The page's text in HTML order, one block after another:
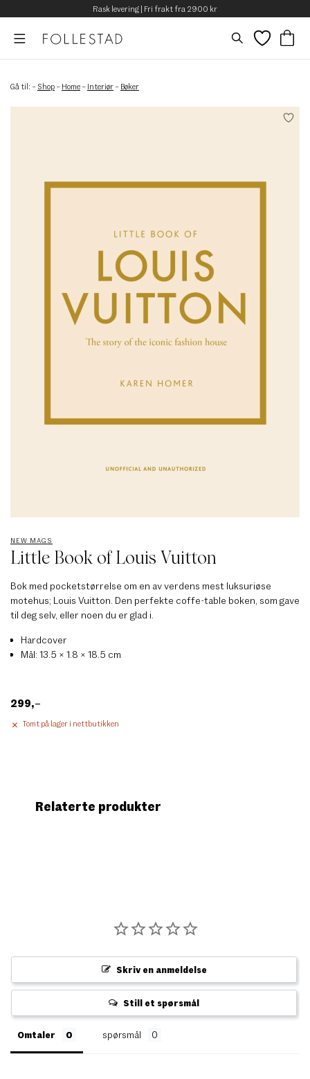
Rask levering | Fri frakt fra 2900 kr
Gå til: – Shop – Home – Interiør – Bøker
NEW MAGS
Little Book of Louis Vuitton
Bok med pocketstørrelse om en av verdens mest luksuriøse
motehus; Louis Vuitton. Den perfekte coffe-table boken, som gave
til deg selv, eller noen du er glad i.
Hardcover
Mål: 13.5 × 1.8 × 18.5 cm
299,–
Tomt på lager i nettbutikken
Relaterte produkter
Skriv en anmeldelse
Still et spørsmål
Omtaler spørsmål